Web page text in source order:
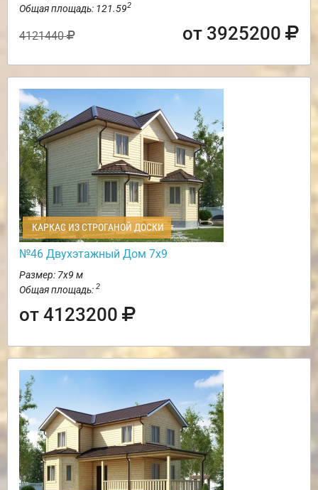
Общая площадь: 121.592
4121440 от 3925200
КАРКАС ИЗ СТРОГАНОЙ ДОСКИ
№46 Двухэтажный Дом 7х9
Размер: 7х9 м
Общая площадь: 2
от 4123200